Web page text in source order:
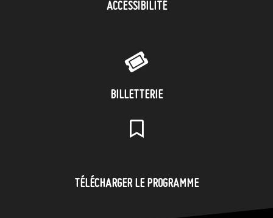
ACCESSIBILITÉ
BILLETTERIE
TÉLÉCHARGER LE PROGRAMME